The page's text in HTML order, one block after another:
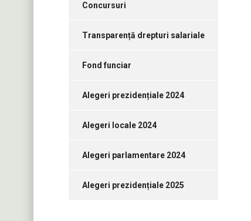
Concursuri
Transparență drepturi salariale
Fond funciar
Alegeri prezidențiale 2024
Alegeri locale 2024
Alegeri parlamentare 2024
Alegeri prezidențiale 2025